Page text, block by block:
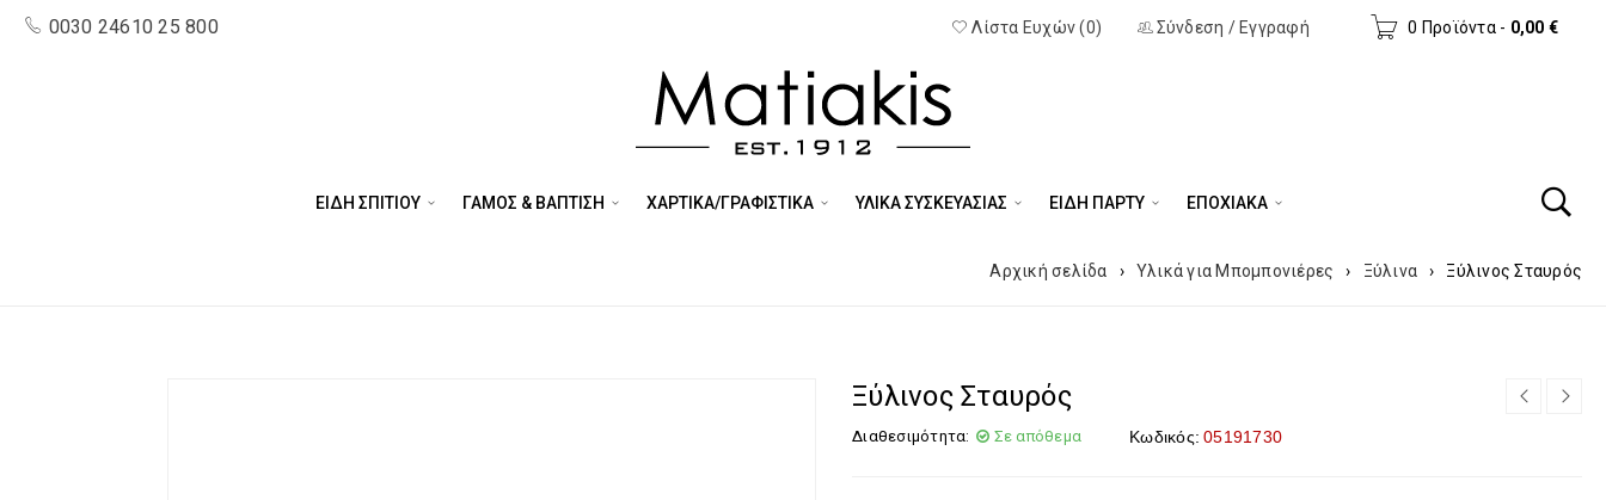
0030 24610 25 800 0 Προϊόντα - 0,00 €
Σύνδεση / Εγγραφή
Λίστα Ευχών (0)
ΕΙΔΗ ΣΠΙΤΙΟΥ ΓΑΜΟΣ & ΒΑΠΤΙΣΗ ΧΑΡΤΙΚΑ/ΓΡΑΦΙΣΤΙΚΑ ΥΛΙΚΑ ΣΥΣΚΕΥΑΣΙΑΣ ΕΊΔΗ ΠΆΡΤΥ ΕΠΟΧΙΑΚΑ
Αρχική σελίδα › Υλικά για Μπομπονιέρες › Ξύλινα › Ξύλινος Σταυρός
Ξύλινος Σταυρός
Διαθεσιμότητα: Σε απόθεμα Κωδικός: 05191730